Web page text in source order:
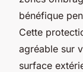
bénéfique
Cette
agréable sur
surface